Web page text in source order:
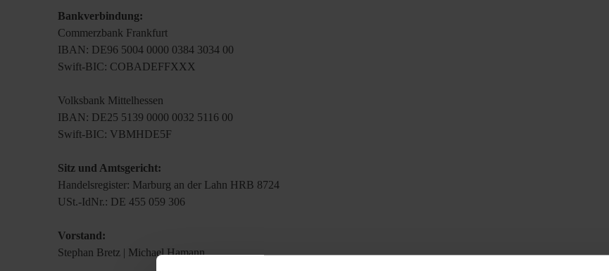
Bankverbindung:
Commerzbank Frankfurt
IBAN: DE96 5004 0000 0384 3034 00
Swift-BIC: COBADEFFXXX
Volksbank Mittelhessen
IBAN: DE25 5139 0000 0032 5116 00
Swift-BIC: VBMHDE5F
Sitz und Amtsgericht:
Handelsregister: Marburg an der Lahn HRB 8724
USt.-IdNr.: DE 455 059 306
Vorstand:
Stephan Bretz | Michael Hamann